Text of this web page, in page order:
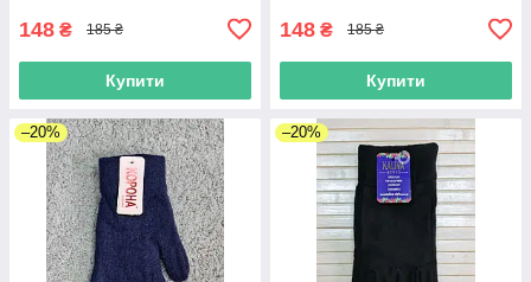
148 ₴ 185 ₴
Купити
148 ₴ 185 ₴
Купити
–20% –20%